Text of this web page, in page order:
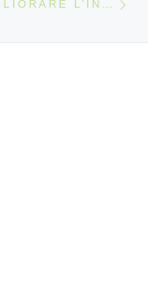
PDND PER I COMUNI: OPPORTUNITÀ PER MIGLIORARE L’INTEROPERABILITÀ